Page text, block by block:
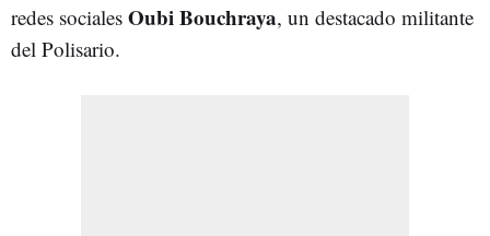
redes sociales Oubi Bouchraya, un destacado militante
del Polisario.